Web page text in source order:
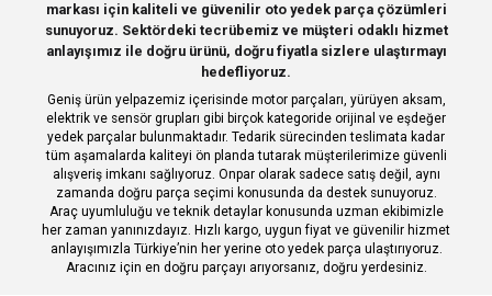
Ürün açıklamasında eksik bilgiler bulunuyor.
Ürün bilgilerinde hatalar bulunuyor.
Ürün fiyatı diğer sitelerden daha pahalı.
Bu ürüne benzer farklı alternatifler olmalı.
Gönder
Deneyimini Paylaş
markası için kaliteli ve güvenilir oto yedek parça çözümleri
sunuyoruz. Sektördeki tecrübemiz ve müşteri odaklı hizmet
anlayışımız ile doğru ürünü, doğru fiyatla sizlere ulaştırmayı
hedefliyoruz.
Geniş ürün yelpazemiz içerisinde motor parçaları, yürüyen aksam,
elektrik ve sensör grupları gibi birçok kategoride orijinal ve eşdeğer
yedek parçalar bulunmaktadır. Tedarik sürecinden teslimata kadar
tüm aşamalarda kaliteyi ön planda tutarak müşterilerimize güvenli
alışveriş imkanı sağlıyoruz. Onpar olarak sadece satış değil, aynı
zamanda doğru parça seçimi konusunda da destek sunuyoruz.
Araç uyumluluğu ve teknik detaylar konusunda uzman ekibimizle
her zaman yanınızdayız. Hızlı kargo, uygun fiyat ve güvenilir hizmet
anlayışımızla Türkiye’nin her yerine oto yedek parça ulaştırıyoruz.
Aracınız için en doğru parçayı arıyorsanız, doğru yerdesiniz.